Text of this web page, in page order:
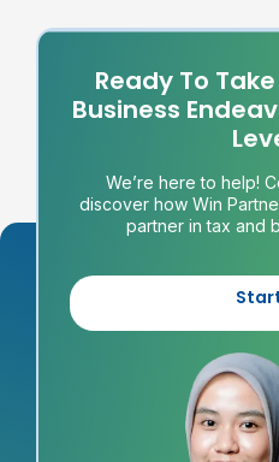
Ready To
Business
We’re here to help!
discover how Win
partner in tax and